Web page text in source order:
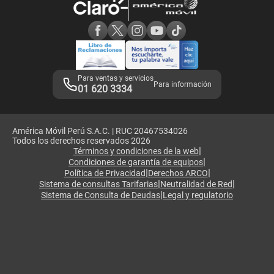
Adquirientes iPhone 6, 6S y SE
Mensaje de Seguridad
Términos y Condiciones de Tienda Claro
Libro de Reclamaciones
Legales de marketplace
Para ventas y servicios
01 620 3334 Para información
América Móvil Perú S.A.C. | RUC 20467534026
Todos los derechos reservados 2026
Términos y condiciones de la web|
Condiciones de garantía de equipos|
Política de Privacidad|Derechos ARCO|
Sistema de consultas Tarifarias|Neutralidad de Red|
Sistema de Consulta de Deudas|Legal y regulatorio